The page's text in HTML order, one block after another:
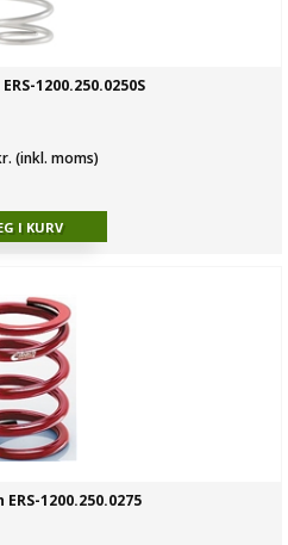
1200.250.0250S
(inkl. moms)
1200.250.0275